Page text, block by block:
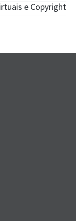
e Copyright